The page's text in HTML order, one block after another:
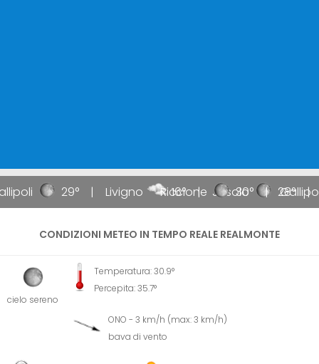
29° Livigno 16° Jesolo 28°
Riccione 30°
CONDIZIONI METEO IN TEMPO REALE REALMONTE
cielo sereno
Temperatura: 30.9°
Percepita: 35.7°
ONO - 3 km/h (max: 3 km/h)
bava di vento